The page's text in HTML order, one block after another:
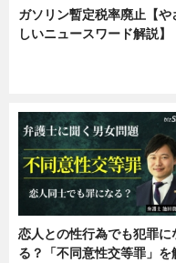
ガソリン暫定税率廃止【や
しいニュースワード解説】
恋人との性行為でも犯罪に
る？「不同意性交等罪」を